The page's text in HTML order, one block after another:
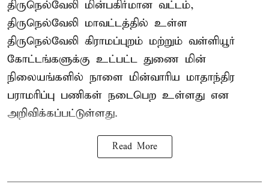
திருநெல்வேலி மின்பகிர்மான வட்டம்,
திருநெல்வேலி மாவட்டத்தில் உள்ள
திருநெல்வேலி கிராமப்புறம் மற்றும் வள்ளியூர்
கோட்டங்களுக்கு உட்பட்ட துணை மின்
நிலையங்களில் நாளை மின்வாரிய மாதாந்திர
பராமரிப்பு பணிகள் நடைபெற உள்ளது என
அறிவிக்கப்பட்டுள்ளது.
Read More